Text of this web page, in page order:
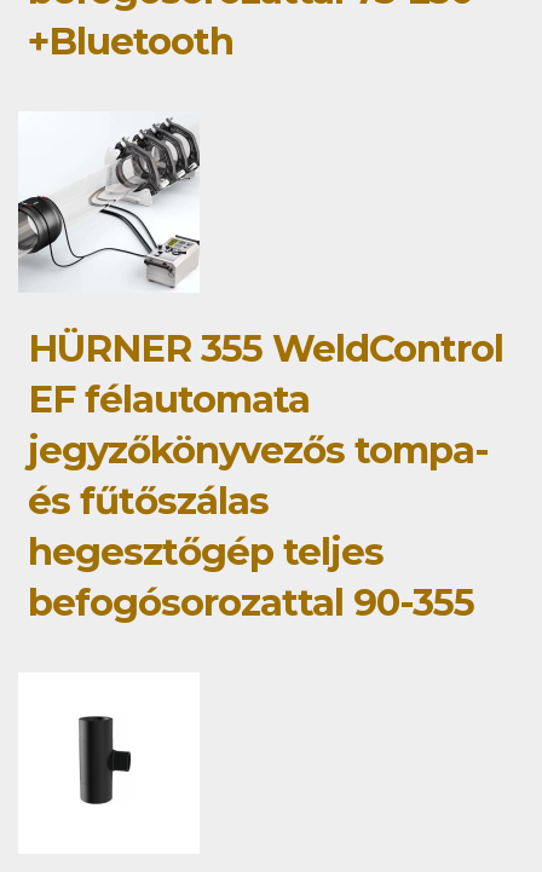
+Bluetooth
HÜRNER 355 WeldControl
EF félautomata
jegyzőkönyvezős tompa-
és fűtőszálas
hegesztőgép teljes
befogósorozattal 90-355